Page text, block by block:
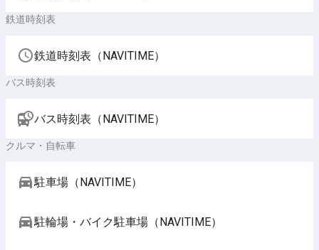
鉄道時刻表
鉄道時刻表（NAVITIME）
バス時刻表
バス時刻表（NAVITIME）
クルマ・自転車
駐車場（NAVITIME）
駐輪場・バイク駐車場（NAVITIME）